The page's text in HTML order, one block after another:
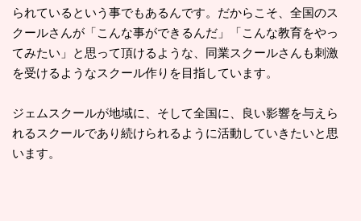
られているという事でもあるんです。だからこそ、全国のス
クールさんが「こんな事ができるんだ」「こんな教育をやっ
てみたい」と思って頂けるような、同業スクールさんも刺激
を受けるようなスクール作りを目指しています。
ジェムスクールが地域に、そして全国に、良い影響を与えら
れるスクールであり続けられるように活動していきたいと思
います。